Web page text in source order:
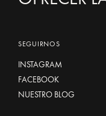
SEGUIRNOS
INSTAGRAM
FACEBOOK
NUESTRO BLOG